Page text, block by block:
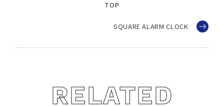
TOP
SQUARE ALARM CLOCK
RELATED